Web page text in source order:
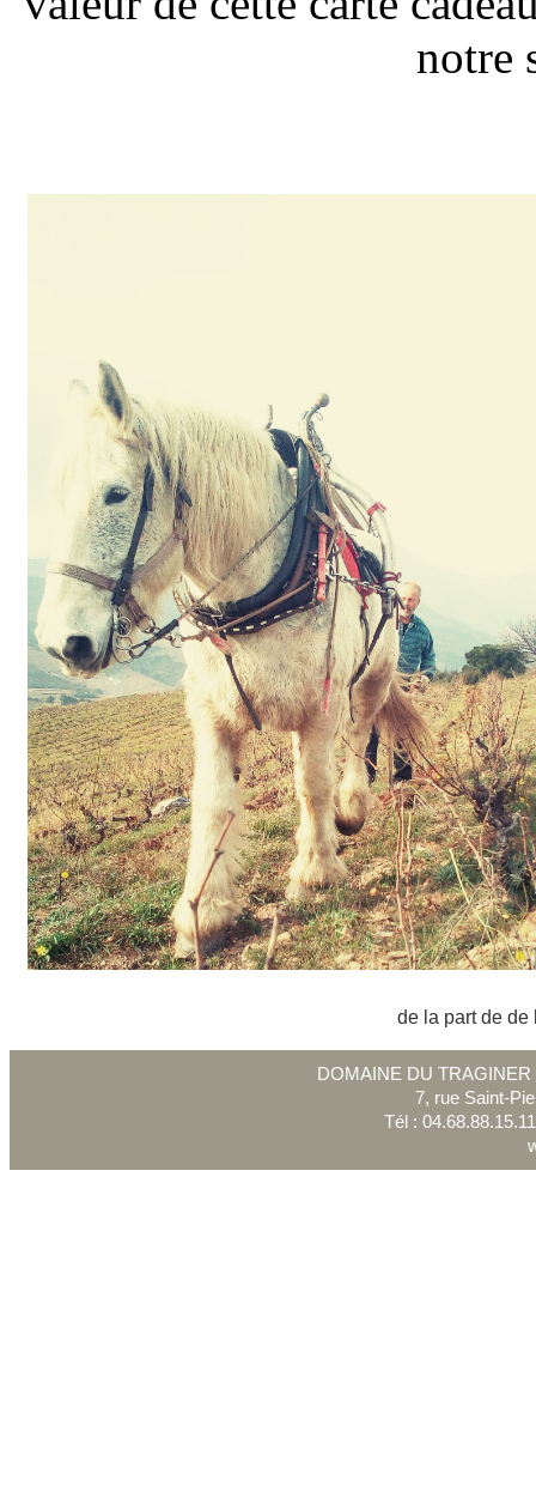
notre
de la part de de
DOMAINE DU
7, rue Saint-
Tél :